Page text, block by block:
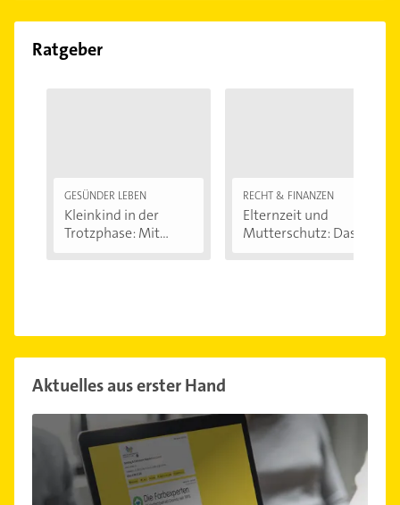
Ratgeber
GESÜNDER LEBEN
Kleinkind in der
Trotzphase: Mit...
RECHT & FINANZEN
Elternzeit und
Mutterschutz: Das...
Aktuelles aus erster Hand